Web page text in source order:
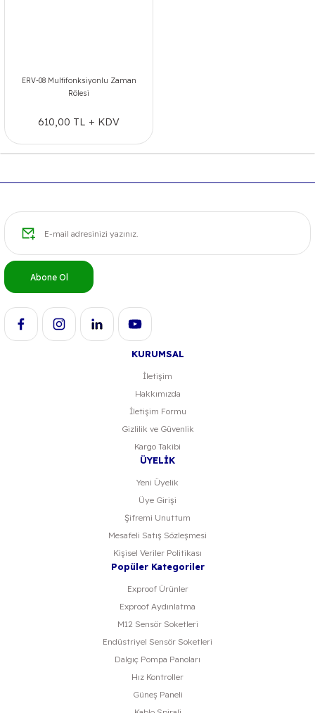
ERV-08 Multifonksiyonlu Zaman
Rölesi
610,00 TL + KDV
Abone Ol
KURUMSAL
İletişim
Hakkımızda
İletişim Formu
Gizlilik ve Güvenlik
Kargo Takibi
ÜYELİK
Yeni Üyelik
Üye Girişi
Şifremi Unuttum
Mesafeli Satış Sözleşmesi
Kişisel Veriler Politikası
Popüler Kategoriler
Exproof Ürünler
Exproof Aydınlatma
M12 Sensör Soketleri
Endüstriyel Sensör Soketleri
Dalgıç Pompa Panoları
Hız Kontroller
Güneş Paneli